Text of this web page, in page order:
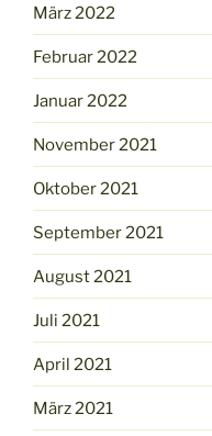
März 2022
Februar 2022
Januar 2022
November 2021
Oktober 2021
September 2021
August 2021
Juli 2021
April 2021
März 2021